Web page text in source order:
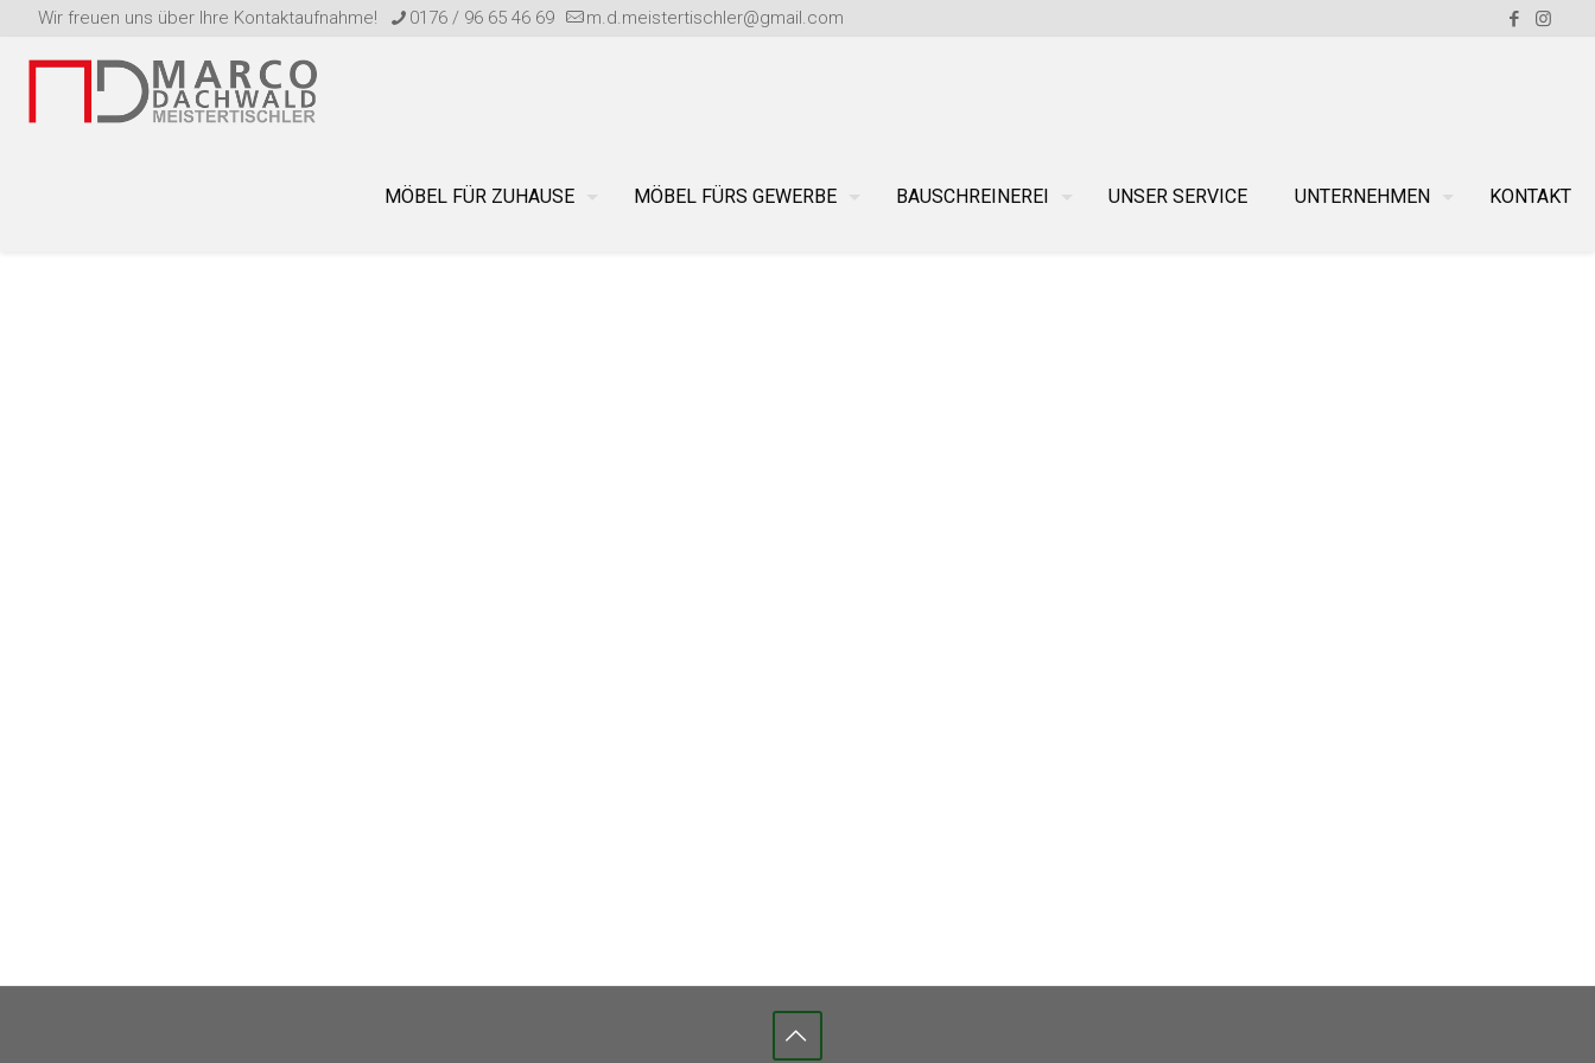
Wir freuen uns über Ihre Kontaktaufnahme! 0176 / 96 65 46 69 m.d.meistertischler@gmail.com
MÖBEL FÜR ZUHAUSE MÖBEL FÜRS GEWERBE BAUSCHREINEREI UNSER SERVICE UNTERNEHMEN KONTAKT